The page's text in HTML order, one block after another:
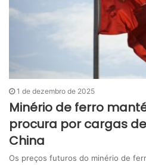
1 de dezembro de 2025
Minério de ferro
procura por cargas
China
Os preços futuros do minério de